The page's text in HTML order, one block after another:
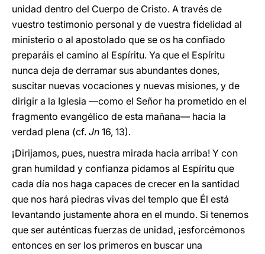
unidad dentro del Cuerpo de Cristo. A través de
vuestro testimonio personal y de vuestra fidelidad al
ministerio o al apostolado que se os ha confiado
preparáis el camino al Espíritu. Ya que el Espíritu
nunca deja de derramar sus abundantes dones,
suscitar nuevas vocaciones y nuevas misiones, y de
dirigir a la Iglesia —como el Señor ha prometido en el
fragmento evangélico de esta mañana— hacia la
verdad plena (cf. Jn 16, 13).
¡Dirijamos, pues, nuestra mirada hacia arriba! Y con
gran humildad y confianza pidamos al Espíritu que
cada día nos haga capaces de crecer en la santidad
que nos hará piedras vivas del templo que Él está
levantando justamente ahora en el mundo. Si tenemos
que ser auténticas fuerzas de unidad, ¡esforcémonos
entonces en ser los primeros en buscar una